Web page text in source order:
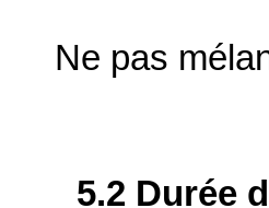
Ne pas
5.2 Durée